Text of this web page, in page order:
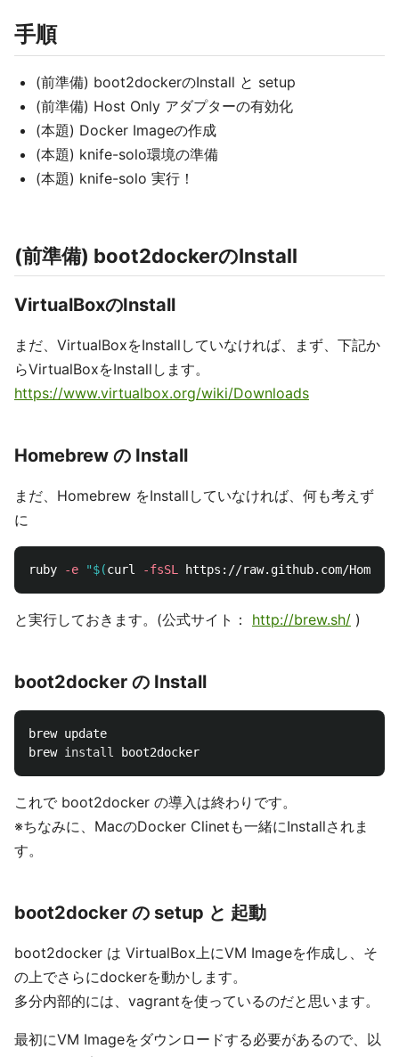
手順
(前準備) boot2dockerのInstall と setup
(前準備) Host Only アダプターの有効化
(本題) Docker Imageの作成
(本題) knife-solo環境の準備
(本題) knife-solo 実行！
(前準備) boot2dockerのInstall
VirtualBoxのInstall
まだ、VirtualBoxをInstallしていなければ、まず、下記か
らVirtualBoxをInstallします。
https://www.virtualbox.org/wiki/Downloads
Homebrew の Install
まだ、Homebrew をInstallしていなければ、何も考えず
に
ruby -e "$(curl -fsSL https://raw.github.com/
と実行しておきます。(公式サイト： http://brew.sh/ )
boot2docker の Install
brew update
brew install
これで boot2docker の導入は終わりです。
※ちなみに、MacのDocker Clinetも一緒にInstallされま
す。
boot2docker の setup と 起動
boot2docker は VirtualBox上にVM Imageを作成し、そ
の上でさらにdockerを動かします。
多分内部的には、vagrantを使っているのだと思います。
最初にVM Imageをダウンロードする必要があるので、以